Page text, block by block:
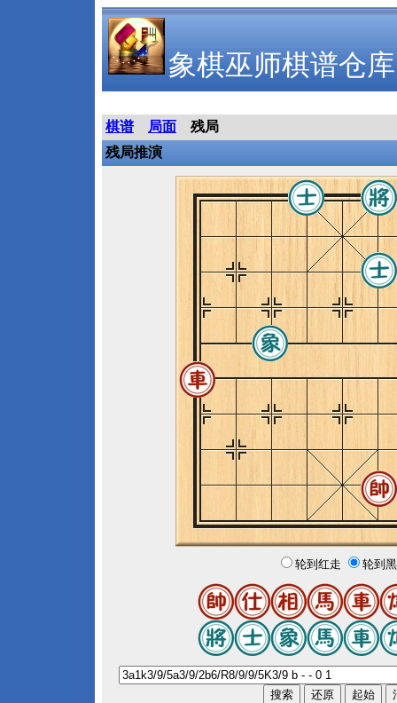
象棋巫师棋谱仓库
棋谱 局面
残局
残局推演
轮到红走 轮到